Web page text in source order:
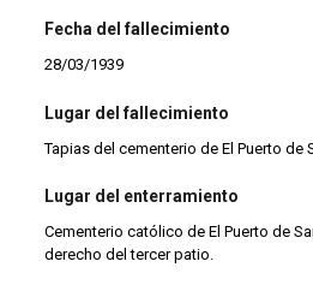
Fecha del fallecimiento
28/03/1939
Lugar del fallecimiento
Tapias del cementerio de El Puerto de
Lugar del enterramiento
Cementerio católico de El Puerto de
derecho del tercer patio.